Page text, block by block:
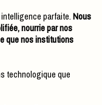
parfaite.Nous
nourrie par nos
que nos institutions
technologique que